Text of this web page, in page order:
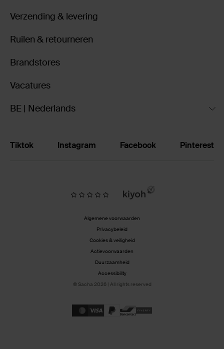
Verzending & levering
Ruilen & retourneren
Brandstores
Vacatures
BE | Nederlands
Tiktok Instagram Facebook Pinterest
Algemene voorwaarden
Privacybeleid
Cookies & veiligheid
Actievoorwaarden
Duurzaamheid
Accessibility
© Sacha 2026 | All rights reserved